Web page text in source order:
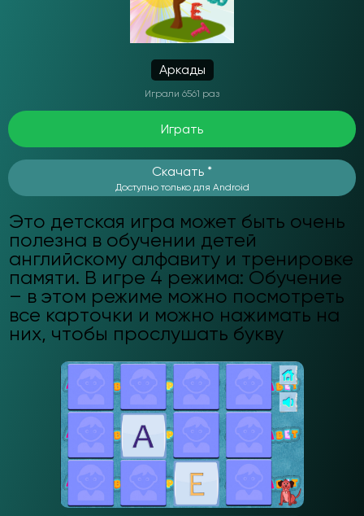
Аркады
Играли 6561 раз
Играть
Скачать *
Доступно только для Android
Это детская игра может быть очень
полезна в обучении детей
английскому алфавиту и тренировке
памяти. В игре 4 режима: Обучение
– в этом режиме можно посмотреть
все карточки и можно нажимать на
них, чтобы прослушать букву